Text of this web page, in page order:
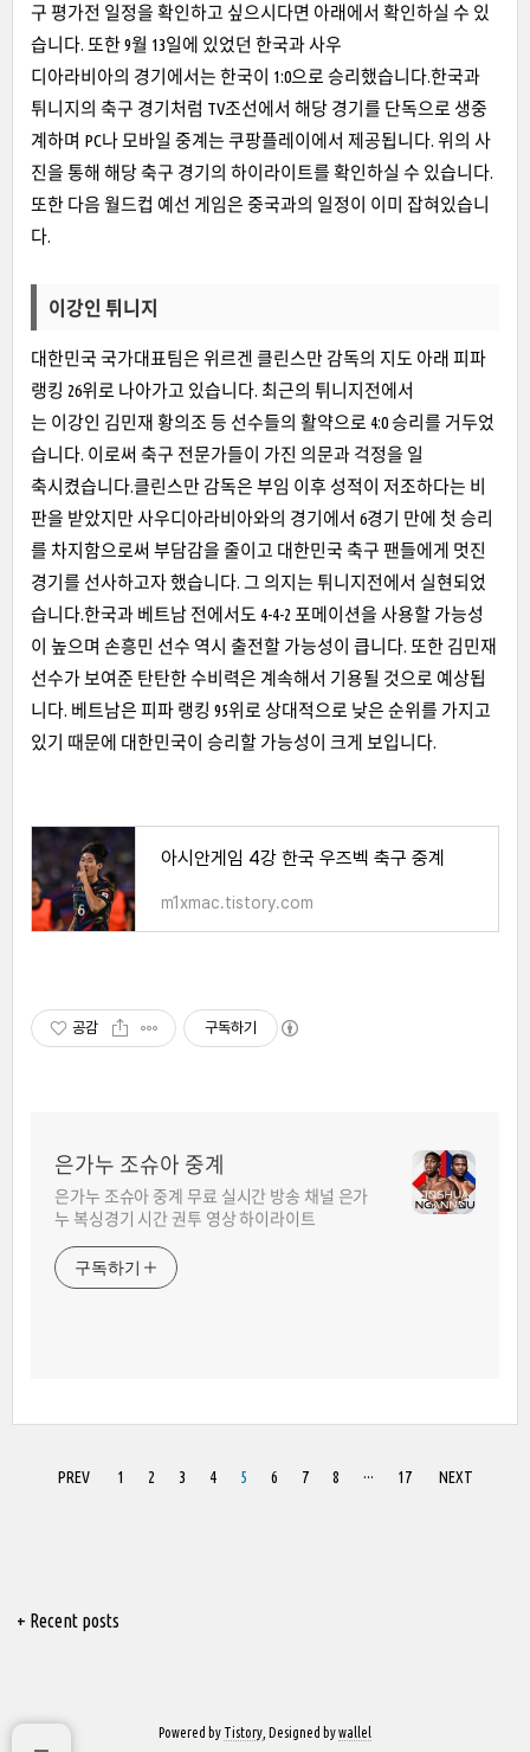
구 평가전 일정을 확인하고 싶으시다면 아래에서 확인하실 수 있
습니다. 또한 9월 13일에 있었던 한국과 사우
디아라비아의 경기에서는 한국이 1:0으로 승리했습니다.한국과
튀니지의 축구 경기처럼 TV조선에서 해당 경기를 단독으로 생중
계하며 PC나 모바일 중계는 쿠팡플레이에서 제공됩니다. 위의 사
진을 통해 해당 축구 경기의 하이라이트를 확인하실 수 있습니다.
또한 다음 월드컵 예선 게임은 중국과의 일정이 이미 잡혀있습니
다.
이강인 튀니지
대한민국 국가대표팀은 위르겐 클린스만 감독의 지도 아래 피파
랭킹 26위로 나아가고 있습니다. 최근의 튀니지전에서
는 이강인 김민재 황의조 등 선수들의 활약으로 4:0 승리를 거두었
습니다. 이로써 축구 전문가들이 가진 의문과 걱정을 일
축시켰습니다.클린스만 감독은 부임 이후 성적이 저조하다는 비
판을 받았지만 사우디아라비아와의 경기에서 6경기 만에 첫 승리
를 차지함으로써 부담감을 줄이고 대한민국 축구 팬들에게 멋진
경기를 선사하고자 했습니다. 그 의지는 튀니지전에서 실현되었
습니다.한국과 베트남 전에서도 4-4-2 포메이션을 사용할 가능성
이 높으며 손흥민 선수 역시 출전할 가능성이 큽니다. 또한 김민재
선수가 보여준 탄탄한 수비력은 계속해서 기용될 것으로 예상됩
니다. 베트남은 피파 랭킹 95위로 상대적으로 낮은 순위를 가지고
있기 때문에 대한민국이 승리할 가능성이 크게 보입니다.
아시안게임 4강 한국 우즈벡 축구 중계
m1xmac.tistory.com
공감 구독하기
은가누 조슈아 중계
은가누 조슈아 중계 무료 실시간 방송 채널 은가
누 복싱경기 시간 권투 영상 하이라이트
구독하기
PREV 1 2 3 4 5 6 7 8 ··· 17 NEXT
+ Recent posts
Powered by Tistory , Designed bywallel